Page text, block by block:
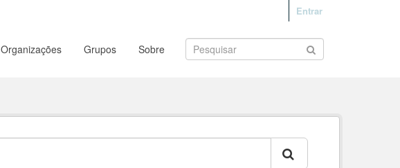
Entrar
Organizações Grupos Sobre